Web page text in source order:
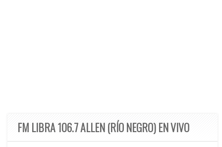
FM LIBRA 106.7 ALLEN (RÍO NEGRO) EN VIVO